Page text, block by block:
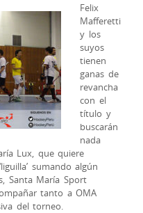
Felix
Mafferetti
y los
suyos
tienen
ganas de
revancha
con el
título y
buscarán
nada
Lux, que quiere
sumando algún
Santa María Sport
tanto a OMA
del torneo.